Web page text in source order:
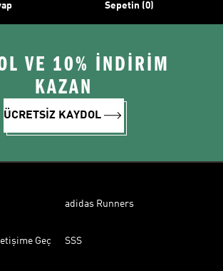
Sepetin (0)
VE 10% İNDİRİM
KAZAN
ÜCRETSİZ KAYDOL
adidas Runners
Geç SSS